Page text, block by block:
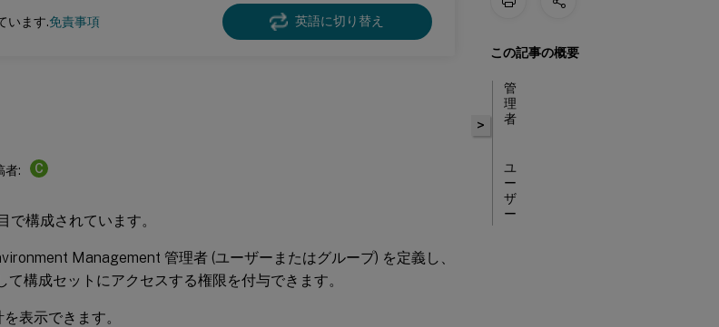
います.免責事項 英語に切り替え
者: C
で構成されています。
Management 管理者 (ユーザーまたはグループ) を定義し、
て構成セットにアクセスする権限を付与できます。
表示できます。
>
この記事の概要
管
理
者
ユ
ー
ザ
ー